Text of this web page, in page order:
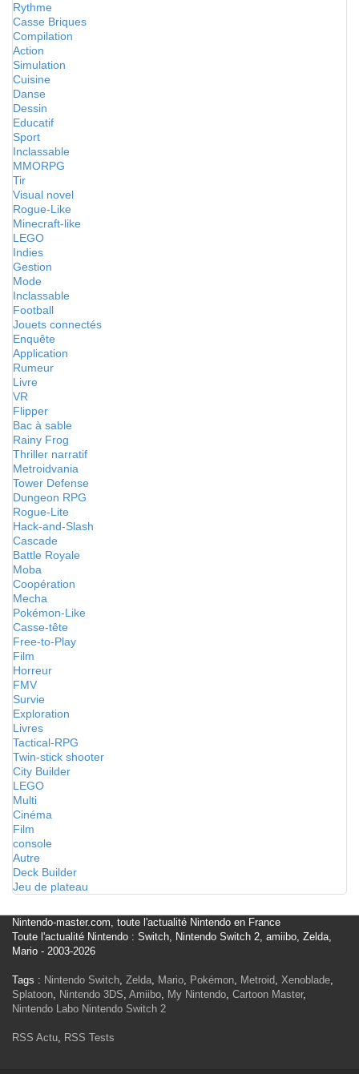
Rythme
Casse Briques
Compilation
Action
Simulation
Cuisine
Danse
Dessin
Educatif
Sport
Inclassable
MMORPG
Tir
Visual novel
Rogue-Like
Minecraft-like
LEGO
Indies
Gestion
Mode
Inclassable
Football
Jouets connectés
Enquête
Application
Rumeur
Livre
VR
Flipper
Bac à sable
Rainy Frog
Thriller narratif
Metroidvania
Tower Defense
Dungeon RPG
Rogue-Lite
Hack-and-Slash
Cascade
Battle Royale
Moba
Coopération
Mecha
Pokémon-Like
Casse-tête
Free-to-Play
Film
Horreur
FMV
Survie
Exploration
Livres
Tactical-RPG
Twin-stick shooter
City Builder
LEGO
Multi
Cinéma
Film
console
Autre
Deck Builder
Jeu de plateau
Nintendo-master.com, toute l'actualité Nintendo en France
Toute l'actualité Nintendo : Switch, Nintendo Switch 2, amiibo, Zelda,
Mario - 2003-2026
Tags : Nintendo Switch, Zelda, Mario, Pokémon, Metroid, Xenoblade,
Splatoon, Nintendo 3DS, Amiibo, My Nintendo, Cartoon Master,
Nintendo Labo Nintendo Switch 2
RSS Actu, RSS Tests